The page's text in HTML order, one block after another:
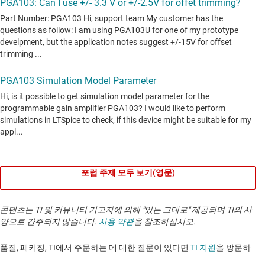
포럼 주제 모두 보기(영문)
콘텐츠는 TI 및 커뮤니티 기고자에 의해 "있는 그대로" 제공되며 TI의 사
양으로 간주되지 않습니다. 사용 약관을 참조하십시오.
품질, 패키징, TI에서 주문하는 데 대한 질문이 있다면 TI 지원을 방문하